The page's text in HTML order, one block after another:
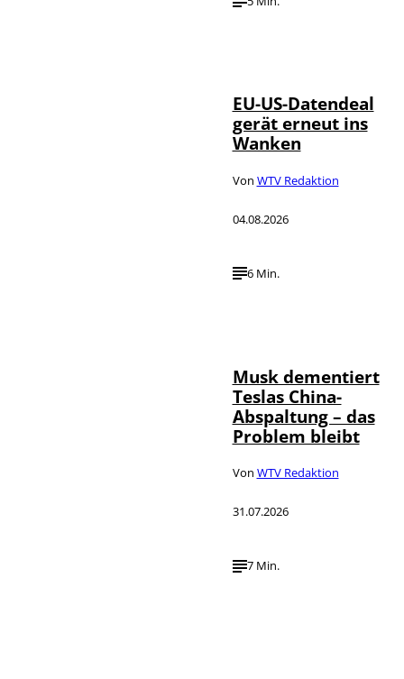
EU-US-Datendeal
gerät erneut ins
Wanken
Von WTV Redaktion
04.08.2026
6 Min.
Musk dementiert
Teslas China-
Abspaltung – das
Problem bleibt
Von WTV Redaktion
31.07.2026
7 Min.